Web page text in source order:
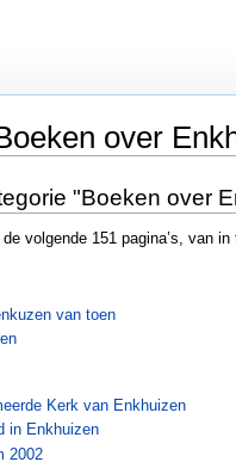
over
"Boeken over
volgende 151 pagina’s, van in
van toen
Kerk van Enkhuizen
in Enkhuizen
2002